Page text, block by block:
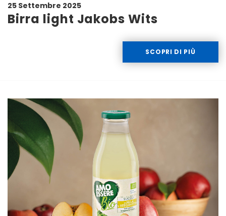
25 Settembre 2025
Birra light Jakobs Wits
SCOPRI DI PIÙ